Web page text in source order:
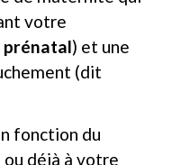
votre
prénatal) et une
(dit
fonction du
déjà à votre